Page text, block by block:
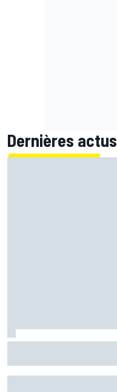
Dernières actus